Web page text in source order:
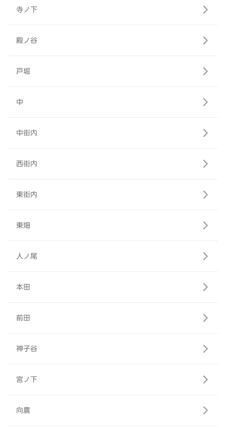
寺ノ下
殿ノ谷
戸堀
中
中街内
西街内
東街内
東畑
人ノ尾
本田
前田
神子谷
宮ノ下
向農